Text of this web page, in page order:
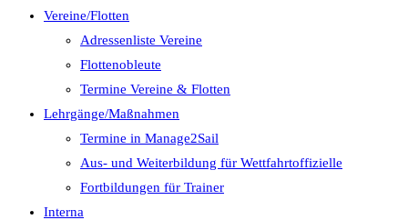
Vereine/Flotten
Adressenliste Vereine
Flottenobleute
Termine Vereine & Flotten
Lehrgänge/Maßnahmen
Termine in Manage2Sail
Aus- und Weiterbildung für Wettfahrtoffizielle
Fortbildungen für Trainer
Interna